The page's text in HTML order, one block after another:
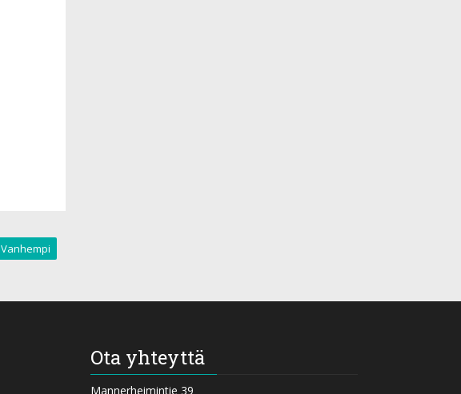
Vanhempi
Ota yhteyttä
Mannerheimintie 39